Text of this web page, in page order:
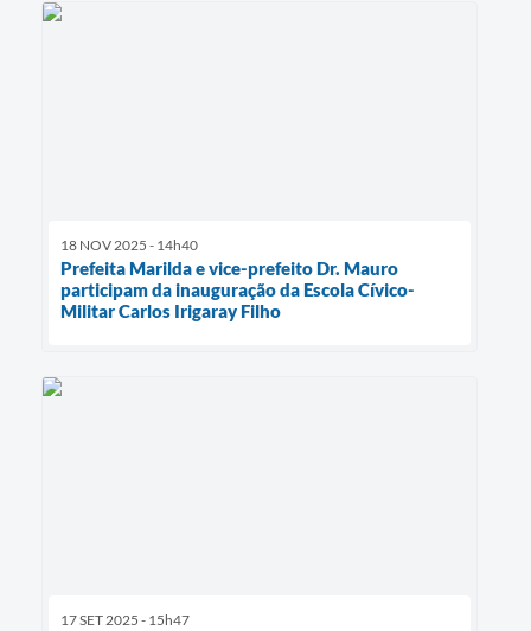
18 NOV 2025 - 14h40
Prefeita Marilda e vice-prefeito Dr. Mauro
participam da inauguração da Escola Cívico-
Militar Carlos Irigaray Filho
17 SET 2025 - 15h47